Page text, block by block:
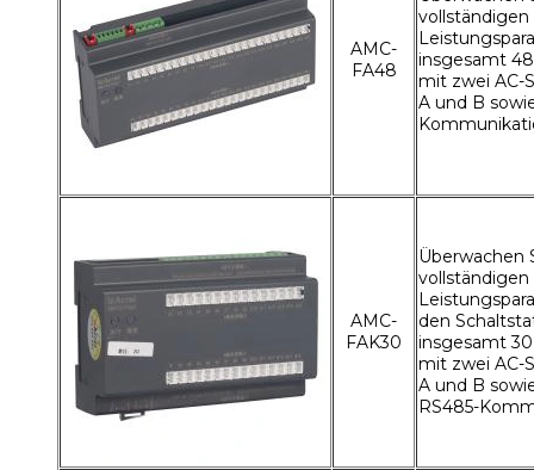
AMC-
FA48
vollständigen
insgesamt
mit zwei AC-
A und B
AMC-
FAK30
Überwachen
vollständigen
den
insgesamt
mit zwei AC-
A und B
RS485-